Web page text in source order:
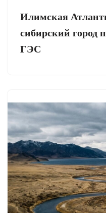
Илимская
сибирский город
ГЭС